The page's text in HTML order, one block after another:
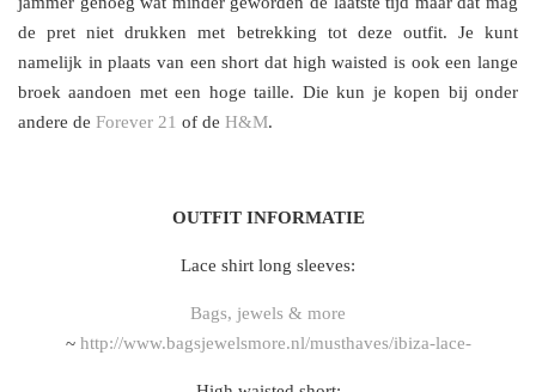
de pret niet drukken met betrekking tot deze outfit. Je kunt
namelijk in plaats van een short dat high waisted is ook een lange
broek aandoen met een hoge taille. Die kun je kopen bij onder
andere de Forever 21 of de H&M.
OUTFIT INFORMATIE
Lace shirt long sleeves:
Bags, jewels & more
~ http://www.bagsjewelsmore.nl/musthaves/ibiza-lace-